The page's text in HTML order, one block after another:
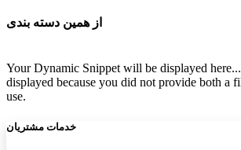
از همین دسته بندی
Your Dynamic Snippet will be displayed
displayed because you did not provide both a
use.
خدمات مشتریان